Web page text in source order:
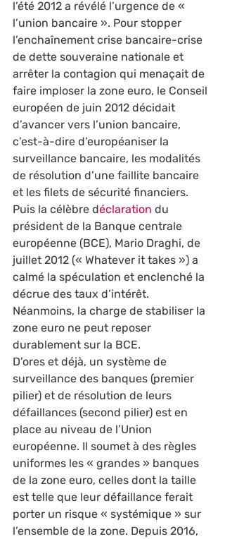
l’été 2012 a révélé l’urgence de «
l’union bancaire ». Pour stopper
l’enchaînement crise bancaire-crise
de dette souveraine nationale et
arrêter la contagion qui menaçait de
faire imploser la zone euro, le Conseil
européen de juin 2012 décidait
d’avancer vers l’union bancaire,
c’est-à-dire d’européaniser la
surveillance bancaire, les modalités
de résolution d’une faillite bancaire
et les filets de sécurité financiers.
Puis la célèbre déclaration du
président de la Banque centrale
européenne (BCE), Mario Draghi, de
juillet 2012 (« Whatever it takes ») a
calmé la spéculation et enclenché la
décrue des taux d’intérêt.
Néanmoins, la charge de stabiliser la
zone euro ne peut reposer
durablement sur la BCE.
D’ores et déjà, un système de
surveillance des banques (premier
pilier) et de résolution de leurs
défaillances (second pilier) est en
place au niveau de l’Union
européenne. Il soumet à des règles
uniformes les « grandes » banques
de la zone euro, celles dont la taille
est telle que leur défaillance ferait
porter un risque « systémique » sur
l’ensemble de la zone. Depuis 2016,